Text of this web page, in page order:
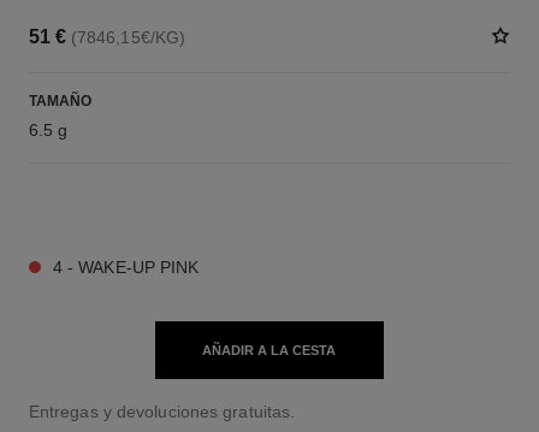
51 € (7846,15€/KG)
TAMAÑO
6.5 g
4 - WAKE-UP PINK
AÑADIR A LA CESTA
Entregas y devoluciones gratuitas.